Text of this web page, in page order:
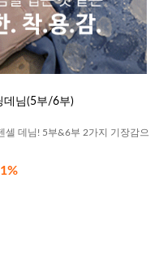
데님(5부/6부)
셀 데님! 5부&6부 2가지 기장감으